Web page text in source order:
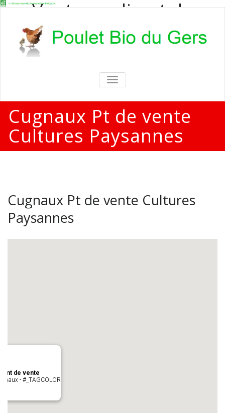
Vente en direct de
poulets bio
Vente en direct de poulets bio aux
particuliers et professionnels
TOGGLE
NAVIGATION
Cugnaux Pt de vente
Cultures Paysannes
Cugnaux Pt de vente Cultures
Paysannes
de vente
- #_TAGCOLOR